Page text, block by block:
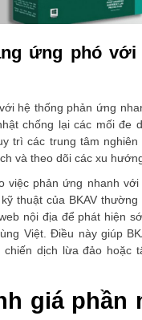
ứng phó
hệ thống phản ứng
chống lại các mối đe
trì các trung tâm
và theo dõi các xu
việc phản ứng nhanh
thuật của BKAV
nội địa để phát hiện
Việt. Điều này giúp
chiến dịch lừa đảo hoặc
giá phần